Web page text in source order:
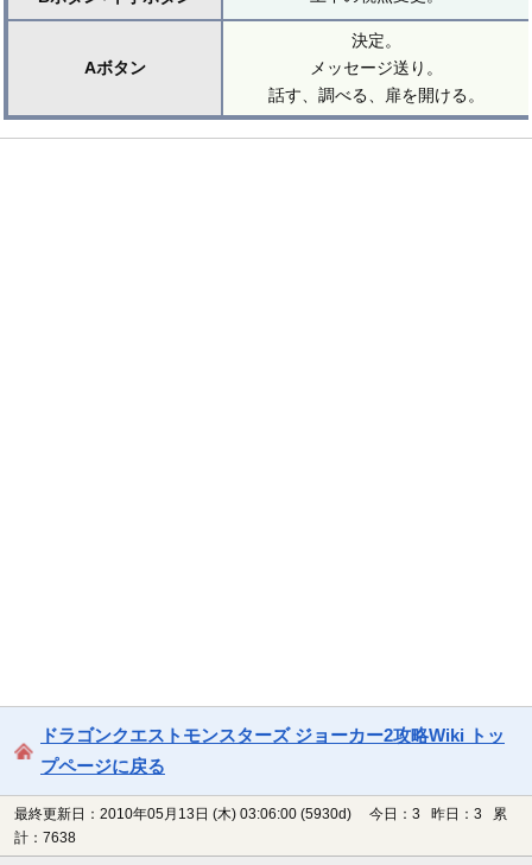
Aボタン
決定。
メッセージ送り。
話す、調べる、扉を開ける。
ドラゴンクエストモンスターズ ジョーカー2攻略Wiki トッ
プページに戻る
最終更新日：2010年05月13日 (木) 03:06:00 (5930d)
今日：3 昨日：3 累
計：7638